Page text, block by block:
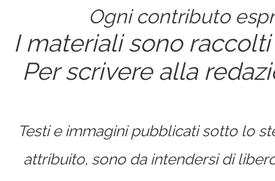
Ogni contributo
I materiali sono
Per scrivere alla
Testi e immagini pubblicati sotto lo
attribuito, sono da intendersi di